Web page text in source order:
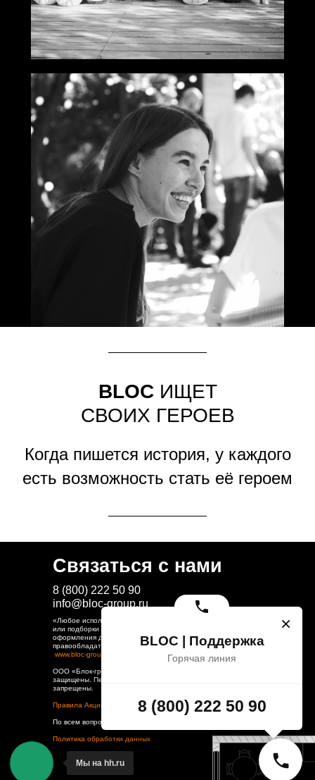
BLOC ИЩЕТ
СВОИХ ГЕРОЕВ
Когда пишется история, у каждого
есть возможность стать её героем
Мы на hh.ru
8 (800) 222 50 90
info@bloc-group.ru
Связаться с нами
«Любое использование либо копирование материалов
или подборки материалов сайта, элементов дизайна и
оформления допускается лишь с разрешения
правообладателя и только со ссылкой на источник:
www.bloc-group.ru
ООО «Блок-групп» ИНН 2308286910, 2023. Все права
защищены. Перепечатка и цитирование материалов
запрещены.
Правила Акций
По всем вопросам пишите на
Политика обработки данных
×
BLOC | Поддержка
Горячая линия
8 (800) 222 50 90